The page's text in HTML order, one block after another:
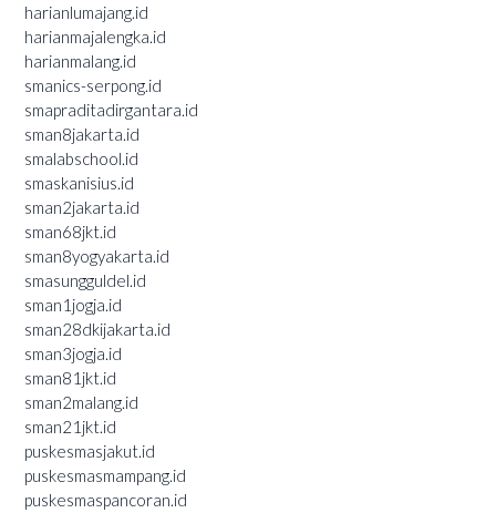
harianlumajang.id
harianmajalengka.id
harianmalang.id
smanics-serpong.id
smapraditadirgantara.id
sman8jakarta.id
smalabschool.id
smaskanisius.id
sman2jakarta.id
sman68jkt.id
sman8yogyakarta.id
smasungguldel.id
sman1jogja.id
sman28dkijakarta.id
sman3jogja.id
sman81jkt.id
sman2malang.id
sman21jkt.id
puskesmasjakut.id
puskesmasmampang.id
puskesmaspancoran.id